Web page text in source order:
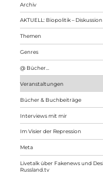
Archiv
AKTUELL: Biopolitik –
Themen
Genres
@ Bücher…
Veranstaltungen
Bücher & Buchbeiträge
Interviews mit mir
Im Visier der Repression
Meta
Livetalk über Fakenews und
Russland.tv